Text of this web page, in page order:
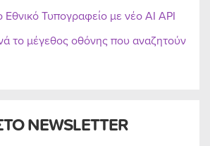
NEWSLETTER
Εθνικό Τυπογραφείο με νέο AI API
το μέγεθος οθόνης που αναζητούν